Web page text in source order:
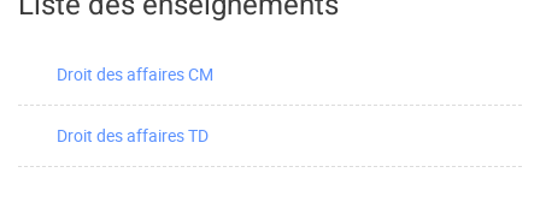
Droit des affaires CM
Droit des affaires TD